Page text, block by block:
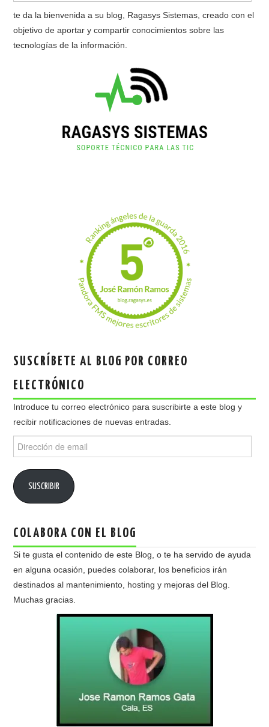
te da la bienvenida a su blog, Ragasys Sistemas, creado con el
objetivo de aportar y compartir conocimientos sobre las
tecnologías de la información.
SUSCRÍBETE AL BLOG POR CORREO
ELECTRÓNICO
Introduce tu correo electrónico para suscribirte a este blog y
recibir notificaciones de nuevas entradas.
de
SUSCRIBIR
COLABORA CON EL BLOG
Si te gusta el contenido de este Blog, o te ha servido de ayuda
en alguna ocasión, puedes colaborar, los beneficios irán
destinados al mantenimiento, hosting y mejoras del Blog.
Muchas gracias.